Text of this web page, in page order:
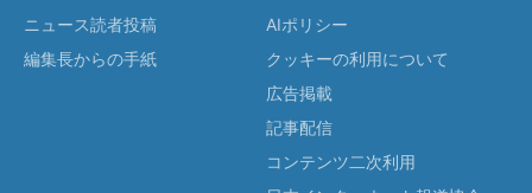
ニュース読者投稿
編集長からの手紙
AIポリシー
クッキーの利用について
広告掲載
記事配信
コンテンツ二次利用